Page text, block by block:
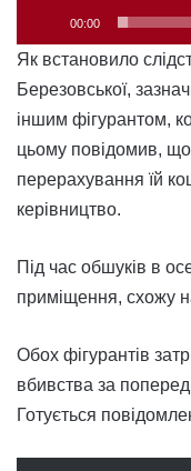
00:00
Як встановило
Березовської,
іншим фігурантом,
цьому повідомив,
перерахування їй
керівництво.
Під час обшуків в
приміщення, схожу
Обох фігурантів
вбивства за
Готується